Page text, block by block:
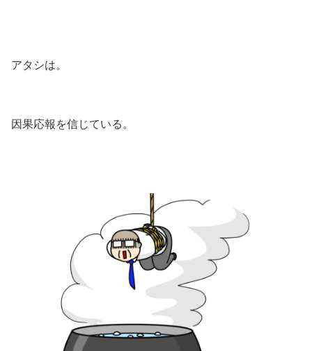
アタシは。
因果応報を信じている。